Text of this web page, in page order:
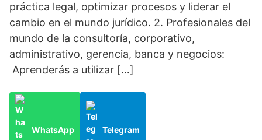
práctica legal, optimizar procesos y liderar el
cambio en el mundo jurídico. 2. Profesionales del
mundo de la consultoría, corporativo,
administrativo, gerencia, banca y negocios:
Aprenderás a utilizar […]
WhatsApp Telegram